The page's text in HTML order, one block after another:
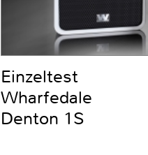
Einzeltest
Wharfedale
Denton 1S